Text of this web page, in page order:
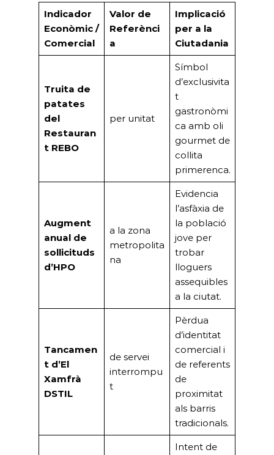
Indicador
Econòmic /
Comercial
Valor de
Referènci
a
Implicació
per a la
Ciutadania
Truita de
patates
del
Restauran
t REBO
per unitat
Símbol
d’exclusivita
t
gastronòmi
ca amb oli
gourmet de
collita
primerenca.
Augment
anual de
sol·licituds
d’HPO
a la zona
metropolita
na
Evidencia
l’asfàxia de
la població
jove per
trobar
lloguers
assequibles
a la ciutat.
Tancamen
t d’El
Xamfrà
DSTIL
de servei
interrompu
t
Pèrdua
d’identitat
comercial i
de referents
de
proximitat
als barris
tradicionals.
Intent de